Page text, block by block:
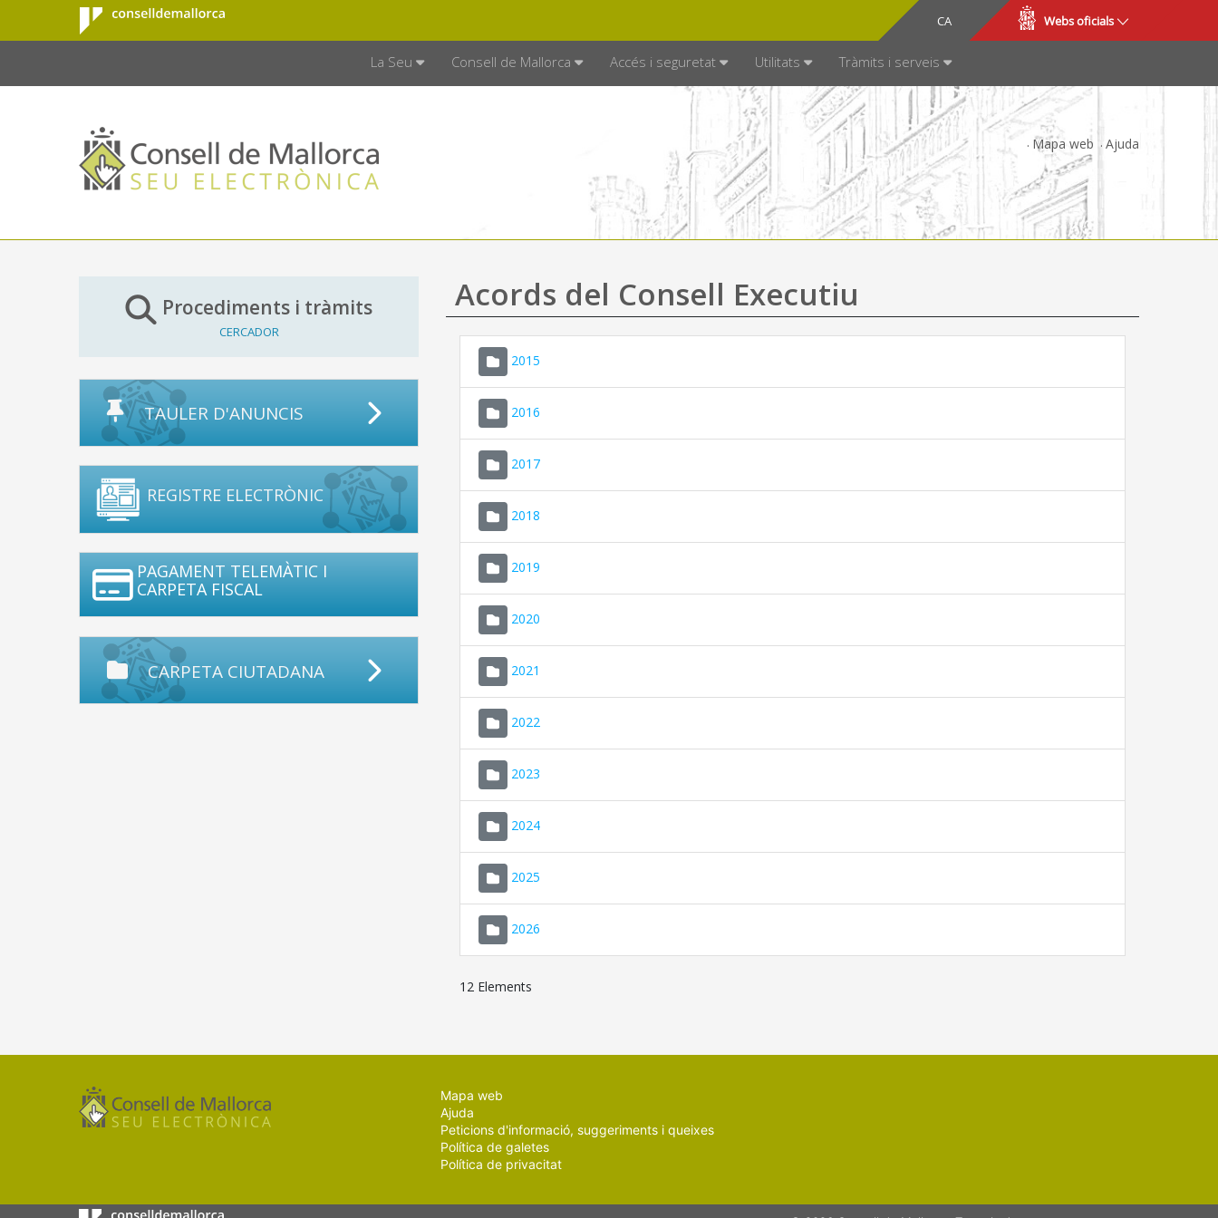
Salta al contingut principal
Consell de
Mallorca
CA
ES Webs oficials
La Seu Consell de Mallorca Accés i seguretat Utilitats Tràmits i serveis
Mapa web Ajuda
Procediments i tràmits
CERCADOR
TAULER D'ANUNCIS
REGISTRE ELECTRÒNIC
PAGAMENT TELEMÀTIC I
CARPETA FISCAL
CARPETA CIUTADANA
Acords del Consell Executiu
2015
2016
2017
2018
2019
2020
2021
2022
2023
2024
2025
2026
12 Elements
Mapa web
Ajuda
Peticions d'informació, suggeriments i queixes
Política de galetes
Política de privacitat